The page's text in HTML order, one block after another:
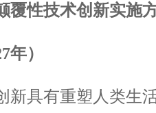
覆性技术创新实施
年）
新具有重塑人类生